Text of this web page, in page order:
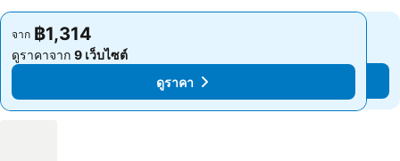
จาก ฿1,314
ดูราคาจาก 9 เว็บไซต์
ดูราคา
จาก ฿1,314
ดูราคาจาก 9 เว็บไซต์
ดูราคา